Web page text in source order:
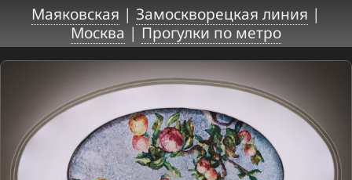
Маяковская | Замоскворецкая линия |
Москва |Прогулки по метро